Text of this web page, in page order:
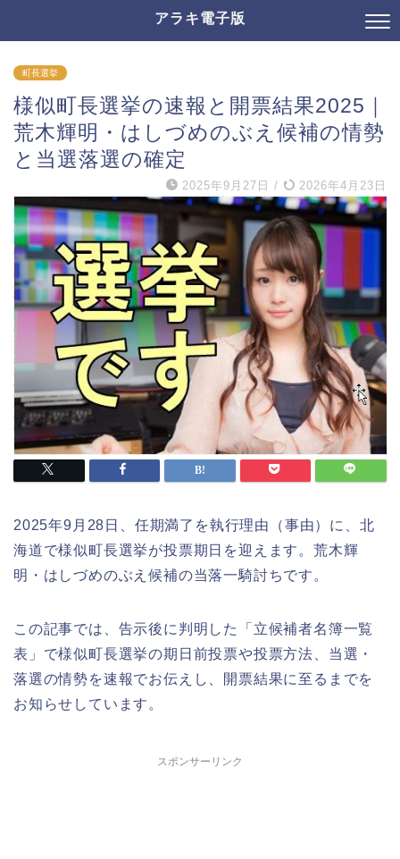
アラキ電子版
町長選挙
様似町長選挙の速報と開票結果2025｜
荒木輝明・はしづめのぶえ候補の情勢
と当選落選の確定
2025年9月27日 / 2026年4月23日
2025年9月28日、任期満了を執行理由（事由）に、北
海道で様似町長選挙が投票期日を迎えます。荒木輝
明・はしづめのぶえ候補の当落一騎討ちです。
この記事では、告示後に判明した「立候補者名簿一覧
表」で様似町長選挙の期日前投票や投票方法、当選・
落選の情勢を速報でお伝えし、開票結果に至るまでを
お知らせしています。
スポンサーリンク